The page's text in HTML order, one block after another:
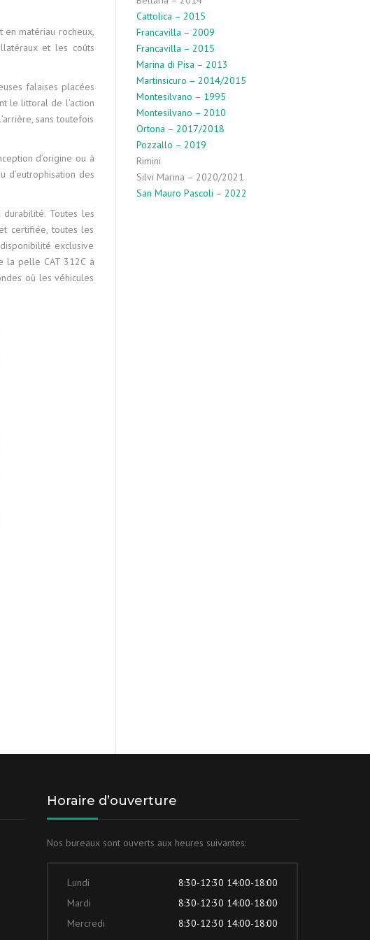
en matériau rocheux,
et les coûts
falaises placées
le littoral de l’action
sans toutefois
d’origine ou à
d’eutrophisation des
Toutes les
certifiée, toutes les
exclusive
la pelle CAT 312C à
où les véhicules
Cattolica – 2015
Francavilla – 2009
Francavilla – 2015
Marina di Pisa – 2013
Martinsicuro – 2014/2015
Montesilvano – 1995
Montesilvano – 2010
Ortona – 2017/2018
Pozzallo – 2019
Rimini
Silvi Marina – 2020/2021
San Mauro Pascoli – 2022
Horaire d’ouverture
Nos bureaux sont ouverts aux heures suivantes:
Lundi
8:30-12:30 14:00-18:00
Mardi
8:30-12:30 14:00-18:00
Mercredi
8:30-12:30 14:00-18:00